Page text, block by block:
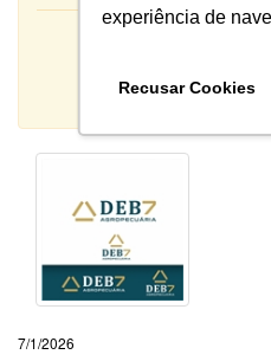
experiência de
Recusar Cookies
Sistema:
7/1/2026